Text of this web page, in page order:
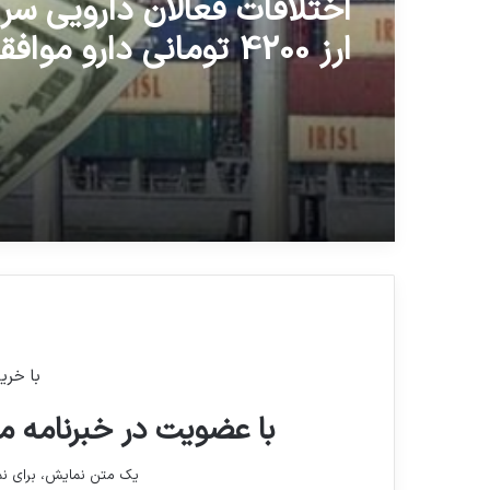
اختلافات فعالان دارویی
ارز 4200 تومانی دارو موافقان
با
با عضویت در خبرنامه
یک متن نمایش،